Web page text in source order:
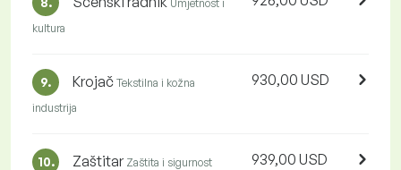
Umjetnost i
kultura
9. Krojač Tekstilna i kožna
industrija
930,00 USD
10. Zaštitar Zaštita i sigurnost 939,00 USD